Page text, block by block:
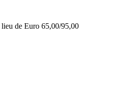
de Euro 65,00/95,00